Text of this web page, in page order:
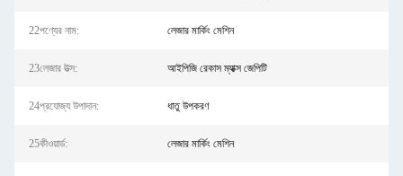
22পণ্যের নাম: লেজার মার্কিং মেশিন
23লেজার উত্স: আইপিজি রেকাস ম্যাক্স জেপিটি
24প্রযোজ্য উপাদান: ধাতু উপকরণ
25কীওয়ার্ড: লেজার মার্কিং মেশিন